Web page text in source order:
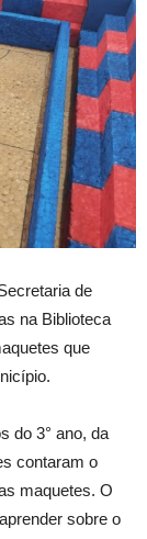
de
na Biblioteca
que
do 3° ano, da
contaram o
maquetes. O
sobre o